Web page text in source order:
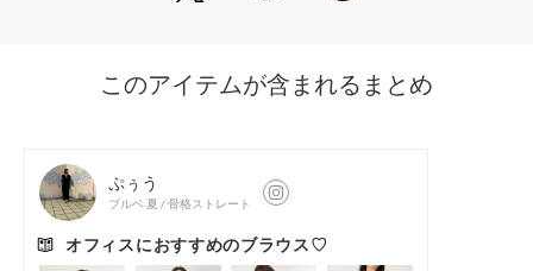
さらりとした表面感で、清涼感のある着心地が魅力です。
テーパードパンツやナロースカートと合わせて、きれいめなお
仕事スタイルにもおすすめ。
デニム合わせで程よくカジュアルダウンすれば、デイリーにも
活躍します。